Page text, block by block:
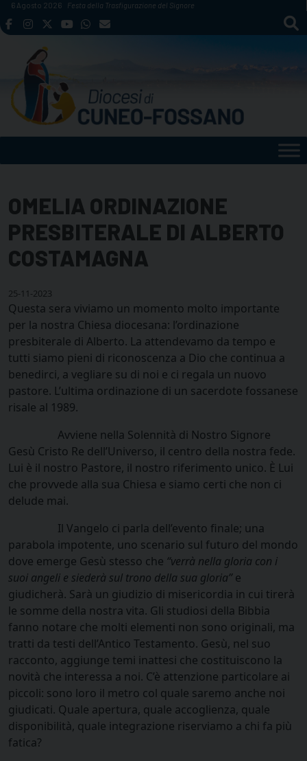
Skip
to
6 Agosto 2026 Festa della Trasfigurazione del Signore
OMELIA ORDINAZIONE
PRESBITERALE DI ALBERTO
COSTAMAGNA
25-11-2023
Questa sera viviamo un momento molto importante
per la nostra Chiesa diocesana: l’ordinazione
presbiterale di Alberto. La attendevamo da tempo e
tutti siamo pieni di riconoscenza a Dio che continua a
benedirci, a vegliare su di noi e ci regala un nuovo
pastore. L’ultima ordinazione di un sacerdote fossanese
risale al 1989.
Avviene nella Solennità di Nostro Signore
Gesù Cristo Re dell’Universo, il centro della nostra fede.
Lui è il nostro Pastore, il nostro riferimento unico. È Lui
che provvede alla sua Chiesa e siamo certi che non ci
delude mai.
Il Vangelo ci parla dell’evento finale; una
parabola impotente, uno scenario sul futuro del mondo
dove emerge Gesù stesso che “verrà nella gloria con i
suoi angeli e siederà sul trono della sua gloria”e
giudicherà. Sarà un giudizio di misericordia in cui tirerà
le somme della nostra vita. Gli studiosi della Bibbia
fanno notare che molti elementi non sono originali, ma
tratti da testi dell’Antico Testamento. Gesù, nel suo
racconto, aggiunge temi inattesi che costituiscono la
novità che interessa a noi. C’è attenzione particolare ai
piccoli: sono loro il metro col quale saremo anche noi
giudicati. Quale apertura, quale accoglienza, quale
disponibilità, quale integrazione riserviamo a chi fa più
fatica?